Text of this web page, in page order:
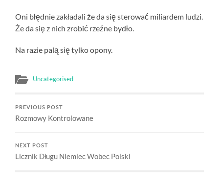
Oni błędnie zakładali że da się sterować miliardem ludzi.
Że da się z nich zrobić rzeźne bydło.
Na razie palą się tylko opony.
Uncategorised
PREVIOUS POST
Rozmowy Kontrolowane
NEXT POST
Licznik Długu Niemiec Wobec Polski